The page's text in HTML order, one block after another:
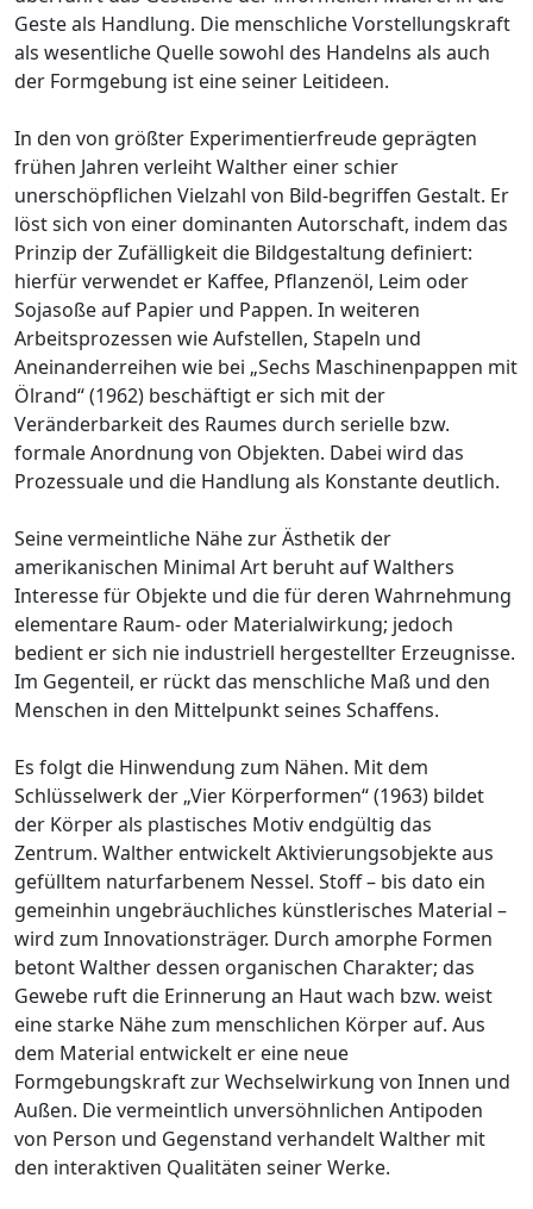
Geste als Handlung. Die menschliche Vorstellungskraft
als wesentliche Quelle sowohl des Handelns als auch
der Formgebung ist eine seiner Leitideen.
In den von größter Experimentierfreude geprägten
frühen Jahren verleiht Walther einer schier
unerschöpflichen Vielzahl von Bild-begriffen Gestalt. Er
löst sich von einer dominanten Autorschaft, indem das
Prinzip der Zufälligkeit die Bildgestaltung definiert:
hierfür verwendet er Kaffee, Pflanzenöl, Leim oder
Sojasoße auf Papier und Pappen. In weiteren
Arbeitsprozessen wie Aufstellen, Stapeln und
Aneinanderreihen wie bei „Sechs Maschinenpappen mit
Ölrand“ (1962) beschäftigt er sich mit der
Veränderbarkeit des Raumes durch serielle bzw.
formale Anordnung von Objekten. Dabei wird das
Prozessuale und die Handlung als Konstante deutlich.
Seine vermeintliche Nähe zur Ästhetik der
amerikanischen Minimal Art beruht auf Walthers
Interesse für Objekte und die für deren Wahrnehmung
elementare Raum- oder Materialwirkung; jedoch
bedient er sich nie industriell hergestellter Erzeugnisse.
Im Gegenteil, er rückt das menschliche Maß und den
Menschen in den Mittelpunkt seines Schaffens.
Es folgt die Hinwendung zum Nähen. Mit dem
Schlüsselwerk der „Vier Körperformen“ (1963) bildet
der Körper als plastisches Motiv endgültig das
Zentrum. Walther entwickelt Aktivierungsobjekte aus
gefülltem naturfarbenem Nessel. Stoff – bis dato ein
gemeinhin ungebräuchliches künstlerisches Material –
wird zum Innovationsträger. Durch amorphe Formen
betont Walther dessen organischen Charakter; das
Gewebe ruft die Erinnerung an Haut wach bzw. weist
eine starke Nähe zum menschlichen Körper auf. Aus
dem Material entwickelt er eine neue
Formgebungskraft zur Wechselwirkung von Innen und
Außen. Die vermeintlich unversöhnlichen Antipoden
von Person und Gegenstand verhandelt Walther mit
den interaktiven Qualitäten seiner Werke.